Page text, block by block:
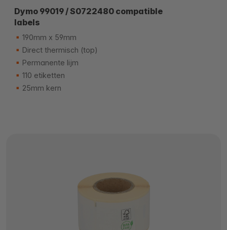
Dymo 99019 / S0722480 compatible
labels
190mm x 59mm
Direct thermisch (top)
Permanente lijm
110 etiketten
25mm kern